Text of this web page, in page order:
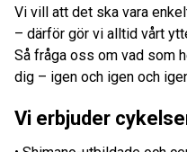
Vi vill att det ska vara
– därför gör vi alltid vårt
Så fråga oss om vad som
dig – igen och igen och
Vi erbjuder